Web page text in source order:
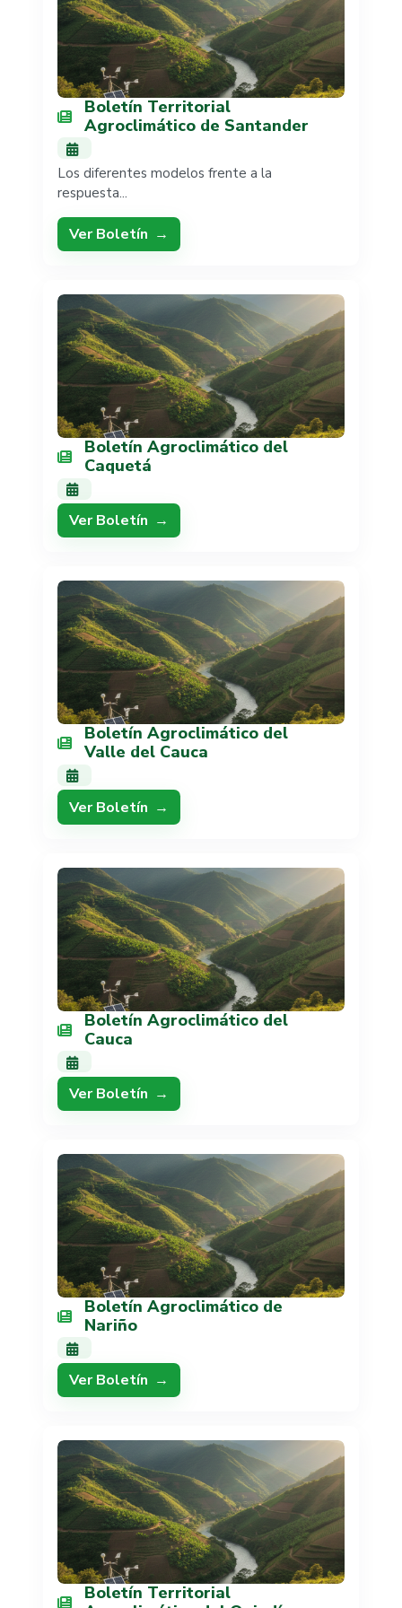
Boletín Territorial
Agroclimático de Santander
Los diferentes modelos frente a la
respuesta...
Ver Boletín
Boletín Agroclimático del
Caquetá
Ver Boletín
Boletín Agroclimático del
Valle del Cauca
Ver Boletín
Boletín Agroclimático del
Cauca
Ver Boletín
Boletín Agroclimático de
Nariño
Ver Boletín
Boletín Territorial